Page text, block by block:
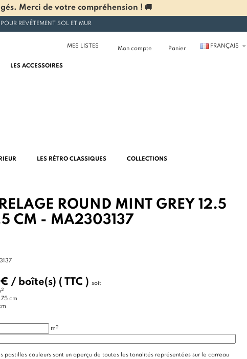
Merci de votre compréhension ! 🚚
REVÊTEMENT SOL ET MUR
MES LISTES Mon compte Panier FRANÇAIS
LES ACCESSOIRES
LES RÉTRO CLASSIQUES COLLECTIONS
ROUND MINT GREY 12.5
CM - MA2303137
/ boîte(s) ( TTC ) soit
2
cm
m2
pastilles couleurs sont un aperçu de toutes les tonalités représentées sur le carreau